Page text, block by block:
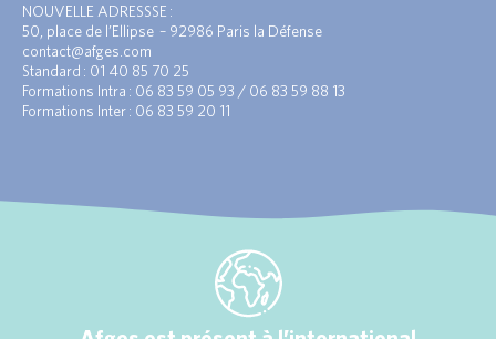
NOUVELLE ADRESSSE :
50, place de l’Ellipse – 92986 Paris la Défense
contact@afges.com
Standard : 01 40 85 70 25
Formations Intra : 06 83 59 05 93 / 06 83 59 88 13
Formations Inter : 06 83 59 20 11